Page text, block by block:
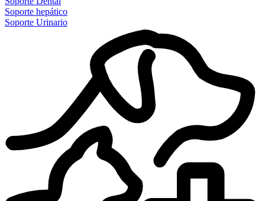
Soporte hepático
Soporte Urinario